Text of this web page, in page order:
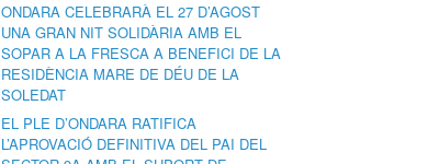
ONDARA CELEBRARÀ EL 27 D’AGOST
UNA GRAN NIT SOLIDÀRIA AMB EL
SOPAR A LA FRESCA A BENEFICI DE LA
RESIDÈNCIA MARE DE DÉU DE LA
SOLEDAT
EL PLE D’ONDARA RATIFICA
L’APROVACIÓ DEFINITIVA DEL PAI DEL